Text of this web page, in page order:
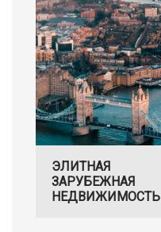
ЭЛИТНАЯ
ЗАРУБЕЖНАЯ
НЕДВИЖИМОСТЬ